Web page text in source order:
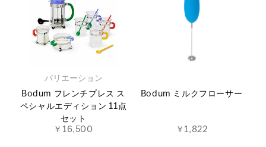
バリエーション
Bodum フレンチプレス ス
ペシャルエディション 11点
セット
￥16,500
Bodum ミルクフローサー
￥1,822